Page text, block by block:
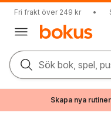
Fri frakt över 249 kr •
Sök bok, spel,
Skapa nya